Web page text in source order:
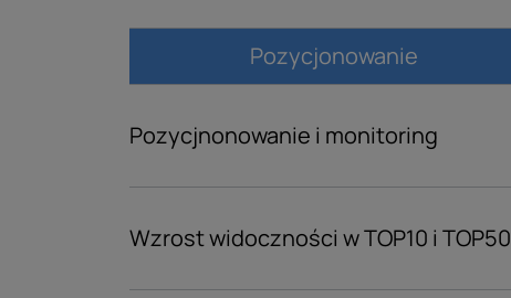
Pozycjonowanie
Pozycjnonowanie i monitoring
Wzrost widoczności w TOP10 i TOP50